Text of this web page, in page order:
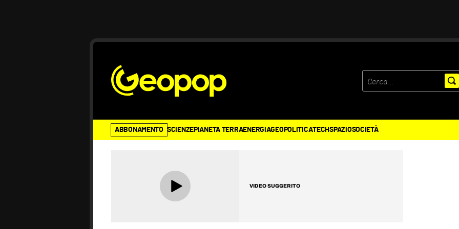
ABBONAMENTO SCIENZEPIANETA TERRAENERGIAGEOPOLITICATECHSPAZIOSOCIETÀ
VIDEO SUGGERITO